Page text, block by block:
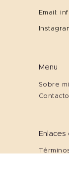
Email:
Menu
Sobre mi
Contacto
Política